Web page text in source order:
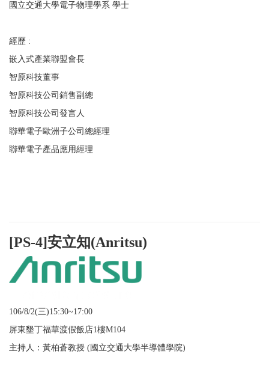
國立交通大學電子物理學系 學士
經歷 :
嵌入式產業聯盟會長
智原科技董事
智原科技公司銷售副總
智原科技公司發言人
聯華電子歐洲子公司總經理
聯華電子產品應用經理
[PS-4]安立知(Anritsu)
106/8/2(三)15:30~17:00
屏東墾丁福華渡假飯店1樓M104
主持人：黃柏蒼教授 (國立交通大學半導體學院)